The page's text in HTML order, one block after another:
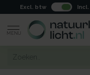
Excl. btw
MENU